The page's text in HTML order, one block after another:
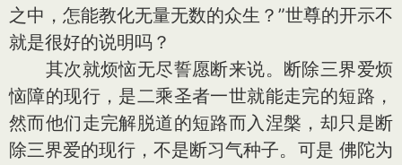
之中，怎能教化无量无数的众生？”世尊的开示不
就是很好的说明吗？
其次就烦恼无尽誓愿断来说。断除三界爱烦
恼障的现行，是二乘圣者一世就能走完的短路，
然而他们走完解脱道的短路而入涅槃，却只是断
除三界爱的现行，不是断习气种子。可是 佛陀为